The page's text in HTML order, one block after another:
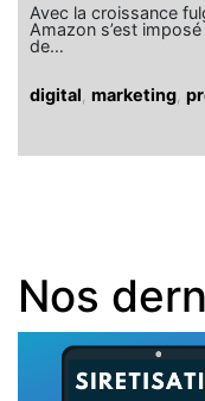
Avec la croissance
Amazon s’est
de…
digital marketing
Nos